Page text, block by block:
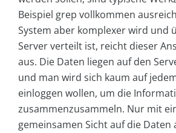
Beispiel grep vollkommen
System aber komplexer wird und
Server verteilt ist, reicht dieser
aus. Die Daten liegen auf den
und man wird sich kaum auf
einloggen wollen, um die
zusammenzusammeln. Nur mit
gemeinsamen Sicht auf die Daten